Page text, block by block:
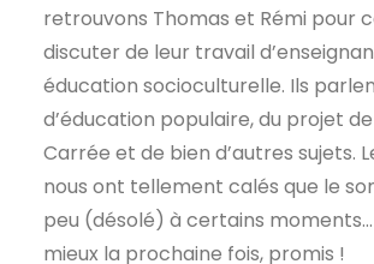
retrouvons Thomas et Rémi pour
discuter de leur travail
éducation socioculturelle. Ils
d’éducation populaire, du projet
Carrée et de bien d’autres sujets.
nous ont tellement calés que le
peu (désolé) à certains
mieux la prochaine fois, promis !